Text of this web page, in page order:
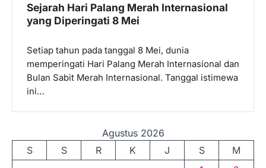
Sejarah Hari Palang Merah Internasional
yang Diperingati 8 Mei
Setiap tahun pada tanggal 8 Mei, dunia
memperingati Hari Palang Merah Internasional dan
Bulan Sabit Merah Internasional. Tanggal istimewa
ini…
Agustus 2026
S
S R K J S
M